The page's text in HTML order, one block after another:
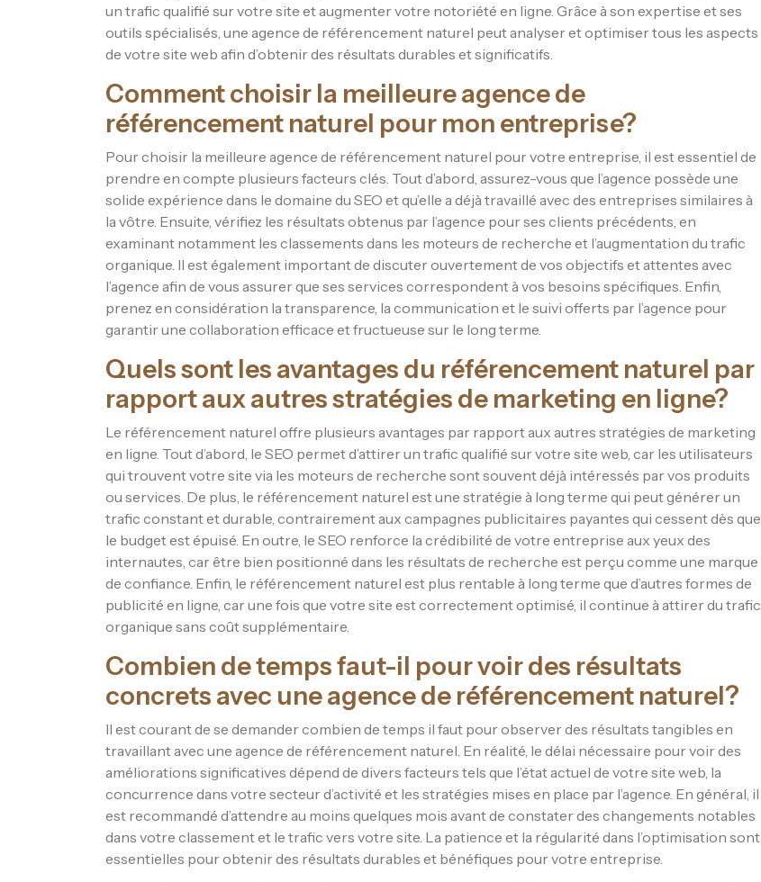
un trafic qualifié sur votre site et augmenter votre notoriété en ligne. Grâce à son expertise et ses
outils spécialisés, une agence de référencement naturel peut analyser et optimiser tous les aspects
de votre site web afin d’obtenir des résultats durables et significatifs.
Comment choisir la meilleure agence de
référencement naturel pour mon entreprise?
Pour choisir la meilleure agence de référencement naturel pour votre entreprise, il est essentiel de
prendre en compte plusieurs facteurs clés. Tout d’abord, assurez-vous que l’agence possède une
solide expérience dans le domaine du SEO et qu’elle a déjà travaillé avec des entreprises similaires à
la vôtre. Ensuite, vérifiez les résultats obtenus par l’agence pour ses clients précédents, en
examinant notamment les classements dans les moteurs de recherche et l’augmentation du trafic
organique. Il est également important de discuter ouvertement de vos objectifs et attentes avec
l’agence afin de vous assurer que ses services correspondent à vos besoins spécifiques. Enfin,
prenez en considération la transparence, la communication et le suivi offerts par l’agence pour
garantir une collaboration efficace et fructueuse sur le long terme.
Quels sont les avantages du référencement naturel par
rapport aux autres stratégies de marketing en ligne?
Le référencement naturel offre plusieurs avantages par rapport aux autres stratégies de marketing
en ligne. Tout d’abord, le SEO permet d’attirer un trafic qualifié sur votre site web, car les utilisateurs
qui trouvent votre site via les moteurs de recherche sont souvent déjà intéressés par vos produits
ou services. De plus, le référencement naturel est une stratégie à long terme qui peut générer un
trafic constant et durable, contrairement aux campagnes publicitaires payantes qui cessent dès que
le budget est épuisé. En outre, le SEO renforce la crédibilité de votre entreprise aux yeux des
internautes, car être bien positionné dans les résultats de recherche est perçu comme une marque
de confiance. Enfin, le référencement naturel est plus rentable à long terme que d’autres formes de
publicité en ligne, car une fois que votre site est correctement optimisé, il continue à attirer du trafic
organique sans coût supplémentaire.
Combien de temps faut-il pour voir des résultats
concrets avec une agence de référencement naturel?
Il est courant de se demander combien de temps il faut pour observer des résultats tangibles en
travaillant avec une agence de référencement naturel. En réalité, le délai nécessaire pour voir des
améliorations significatives dépend de divers facteurs tels que l’état actuel de votre site web, la
concurrence dans votre secteur d’activité et les stratégies mises en place par l’agence. En général, il
est recommandé d’attendre au moins quelques mois avant de constater des changements notables
dans votre classement et le trafic vers votre site. La patience et la régularité dans l’optimisation sont
essentielles pour obtenir des résultats durables et bénéfiques pour votre entreprise.